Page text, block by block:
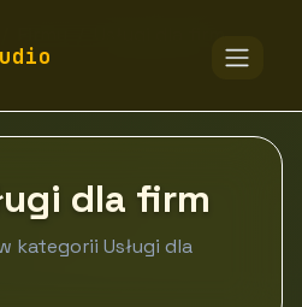
dla firm
kategorii Usługi dla